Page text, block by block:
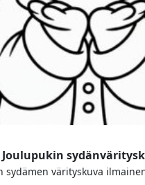
sydämen värityskuva